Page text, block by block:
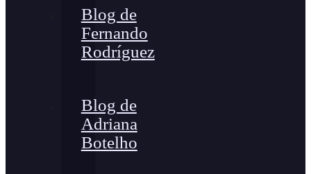
Blog de
Fernando
Rodríguez
Blog de
Adriana
Botelho